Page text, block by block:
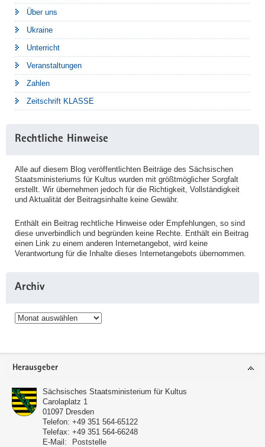
Über uns
Ukraine
Unterricht
Veranstaltungen
Zahlen
Zeitschrift KLASSE
Rechtliche Hinweise
Alle auf diesem Blog veröffentlichten Beiträge des Sächsischen
Staatsministeriums für Kultus wurden mit größtmöglicher Sorgfalt
erstellt. Wir übernehmen jedoch für die Richtigkeit, Vollständigkeit
und Aktualität der Beitragsinhalte keine Gewähr.
Enthält ein Beitrag rechtliche Hinweise oder Empfehlungen, so sind
diese unverbindlich und begründen keine Rechte. Enthält ein Beitrag
einen Link zu einem anderen Internetangebot, wird keine
Verantwortung für die Inhalte dieses Internetangebots übernommen.
Archiv
Archiv
Service
Herausgeber
Sächsisches Staatsministerium für Kultus
Carolaplatz 1
01097 Dresden
Telefon: +49 351 564-65122
Telefax: +49 351 564-66248
E-Mail:
Poststelle